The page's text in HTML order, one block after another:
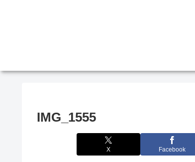
IMG_1555
X Facebook